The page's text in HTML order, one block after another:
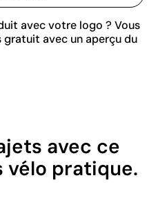
avec votre logo ? Vous
gratuit avec un aperçu du
avec ce
vélo pratique.